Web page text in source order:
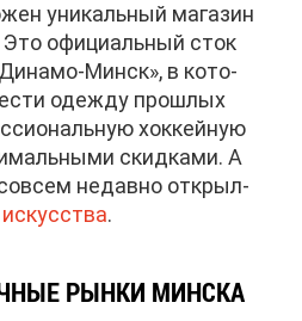
уни­каль­ный ма­га­зин
Это офи­ци­аль­ный сток
Минск», в ко­то­
одеж­ду про­шлых
хок­кей­ную
скид­ка­ми. А
недав­но от­крыл­
.
РЫН­КИ МИН­СКА